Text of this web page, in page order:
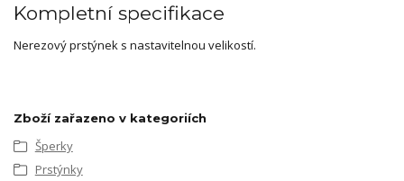
Kompletní specifikace
Nerezový prstýnek s nastavitelnou velikostí.
Zboží zařazeno v kategoriích
Šperky
Prstýnky